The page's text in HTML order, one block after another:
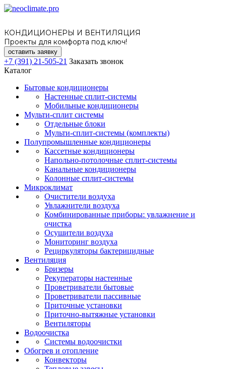
КОНДИЦИОНЕРЫ И ВЕНТИЛЯЦИЯ
Проекты для комфорта под ключ!
оставить заявку
+7 (391) 21-505-21 Заказать звонок
Каталог
Бытовые кондиционеры
Настенные сплит-системы
Мобильные кондиционеры
Мульти-сплит системы
Отдельные блоки
Мульти-сплит-системы (комплекты)
Полупромышленные кондиционеры
Кассетные кондиционеры
Напольно-потолочные сплит-системы
Канальные кондиционеры
Колонные сплит-системы
Микроклимат
Очистители воздуха
Увлажнители воздуха
Комбинированные приборы: увлажнение и
очистка
Осушители воздуха
Мониторинг воздуха
Рециркуляторы бактерицидные
Вентиляция
Бризеры
Рекуператоры настенные
Проветриватели бытовые
Проветриватели пассивные
Приточные установки
Приточно-вытяжные установки
Вентиляторы
Водоочистка
Системы водоочистки
Обогрев и отопление
Конвекторы